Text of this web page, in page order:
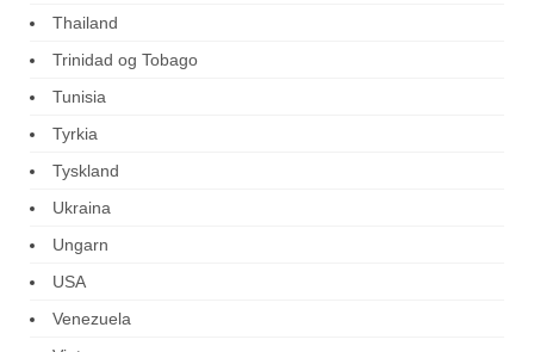
Thailand
Trinidad og Tobago
Tunisia
Tyrkia
Tyskland
Ukraina
Ungarn
USA
Venezuela